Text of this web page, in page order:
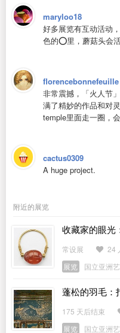
maryloo18
好多展览有互动活动
色的⭕️里，蘑菇头会
florencebonnefeuille
非常震撼，「火人节
满了精妙的作品和对
temple里面走一圈，
cactus0309
A huge project.
附近的展览
收藏家的眼光
常设展 24
展览
国立亚洲
蓬松的羽毛：
175 天后结束
展览
国立亚洲